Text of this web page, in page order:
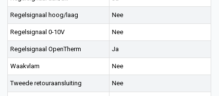
Regelsignaal hoog/laag Nee
Regelsignaal 0-10V Nee
Regelsignaal OpenTherm Ja
Waakvlam Nee
Tweede retouraansluiting Nee